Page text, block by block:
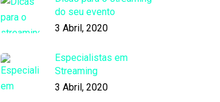
do seu evento
3 Abril, 2020
Especialistas em
Streaming
3 Abril, 2020